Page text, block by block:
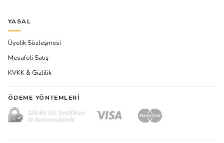
YASAL
Üyelik Sözleşmesi
Mesafeli Satış
KVKK & Gizlilik
ÖDEME YÖNTEMLERI